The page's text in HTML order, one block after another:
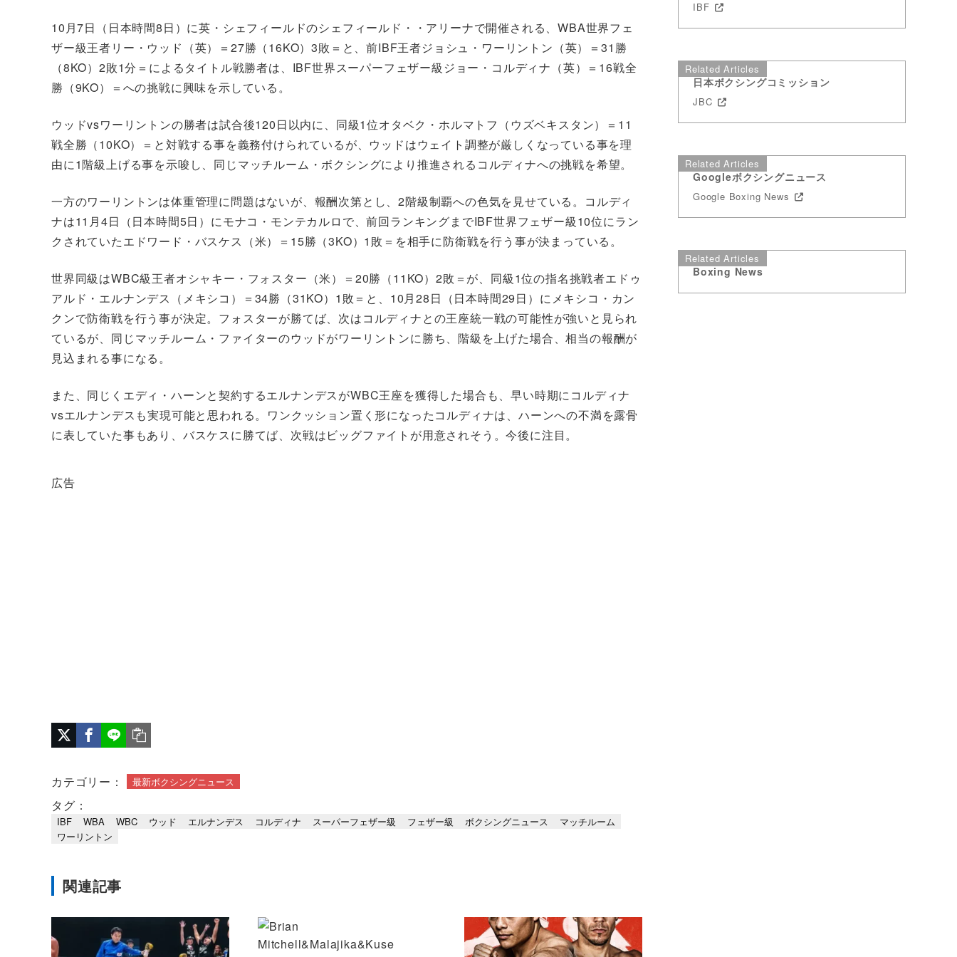
10月7日（日本時間8日）に英・シェフィールドのシェフィールド・・アリーナで開催される、WBA世界フェ
ザー級王者リー・ウッド（英）＝27勝（16KO）3敗＝と、前IBF王者ジョシュ・ワーリントン（英）＝31勝
（8KO）2敗1分＝によるタイトル戦勝者は、IBF世界スーパーフェザー級ジョー・コルディナ（英）＝16戦全
勝（9KO）＝への挑戦に興味を示している。
ウッドvsワーリントンの勝者は試合後120日以内に、同級1位オタベク・ホルマトフ（ウズベキスタン）＝11
戦全勝（10KO）＝と対戦する事を義務付けられているが、ウッドはウェイト調整が厳しくなっている事を理
由に1階級上げる事を示唆し、同じマッチルーム・ボクシングにより推進されるコルディナへの挑戦を希望。
一方のワーリントンは体重管理に問題はないが、報酬次第とし、2階級制覇への色気を見せている。コルディ
ナは11月4日（日本時間5日）にモナコ・モンテカルロで、前回ランキングまでIBF世界フェザー級10位にラン
クされていたエドワード・バスケス（米）＝15勝（3KO）1敗＝を相手に防衛戦を行う事が決まっている。
世界同級はWBC級王者オシャキー・フォスター（米）＝20勝（11KO）2敗＝が、同級1位の指名挑戦者エドゥ
アルド・エルナンデス（メキシコ）＝34勝（31KO）1敗＝と、10月28日（日本時間29日）にメキシコ・カン
クンで防衛戦を行う事が決定。フォスターが勝てば、次はコルディナとの王座統一戦の可能性が強いと見られ
ているが、同じマッチルーム・ファイターのウッドがワーリントンに勝ち、階級を上げた場合、相当の報酬が
見込まれる事になる。
また、同じくエディ・ハーンと契約するエルナンデスがWBC王座を獲得した場合も、早い時期にコルディナ
vsエルナンデスも実現可能と思われる。ワンクッション置く形になったコルディナは、ハーンへの不満を露骨
に表していた事もあり、バスケスに勝てば、次戦はビッグファイトが用意されそう。今後に注目。
広告
カテゴリー： 最新ボクシングニュース
タグ：
IBF WBA WBC ウッド エルナンデス コルディナ スーパーフェザー級 フェザー級 ボクシングニュース
マッチルーム
ワーリントン
関連記事
IBF
Related Articles
日本ボクシングコミッション
JBC
Related Articles
Googleボクシングニュース
Google Boxing News
Related Articles
Boxing News